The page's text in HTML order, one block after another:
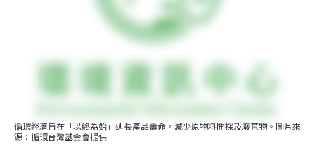
循環經濟旨在「以終為始」延長產品壽命，減少原物料開採及廢棄物。圖片來
源：循環台灣基金會提供